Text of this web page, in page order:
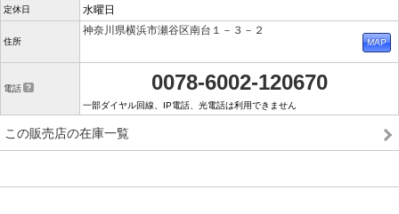
定休日 水曜日
住所
神奈川県横浜市瀬谷区南台１－３－２
電話 0078-6002-120670
一部ダイヤル回線、IP電話、光電話は利用できません
この販売店の在庫一覧